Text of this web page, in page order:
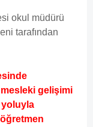
okul müdürü
tarafından
gelişimi
yoluyla